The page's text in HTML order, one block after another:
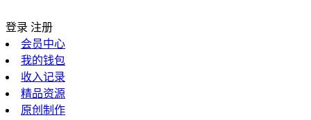
登录 注册
会员中心
我的钱包
收入记录
精品资源
原创制作